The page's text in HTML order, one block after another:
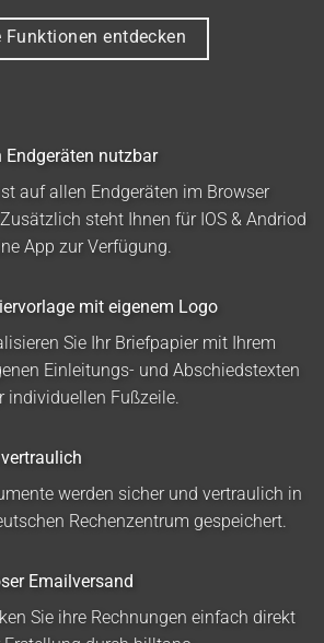
Funktionen entdecken
Endgeräten nutzbar
auf allen Endgeräten im Browser
steht Ihnen für IOS & Andriod
App zur Verfügung.
mit eigenem Logo
Sie Ihr Briefpapier mit Ihrem
Einleitungs- und Abschiedstexten
individuellen Fußzeile.
werden sicher und vertraulich in
Rechenzentrum gespeichert.
Emailversand
Sie ihre Rechnungen einfach direkt